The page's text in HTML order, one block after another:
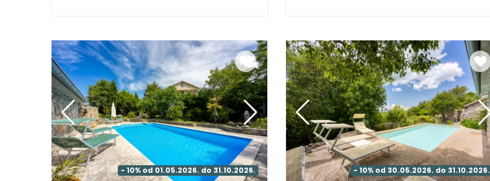
- 10% od 01.05.2026. do 31.10.2026. - 10% od 30.05.2026. do 31.10.2026.